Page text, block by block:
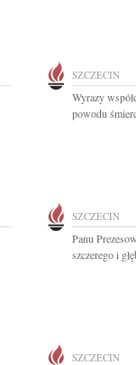
SZCZECIN
Wyrazy
powodu
SZCZECIN
Panu
szczerego i
SZCZECIN